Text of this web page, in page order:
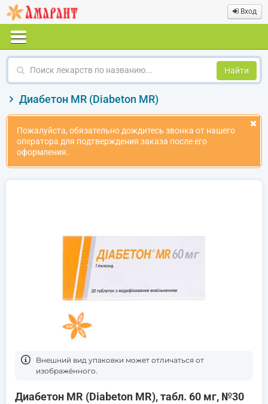
Вход
Поиск
названию
Диабетон MR (Diabeton MR)
Пожалуйста, обязательно дождитесь звонка от нашего
оператора для подтверждения заказа после его
оформления.
Bнешний вид упаковки может отличаться от
изображённого.
Диабетон MR (Diabeton MR), табл. 60 мг, №30